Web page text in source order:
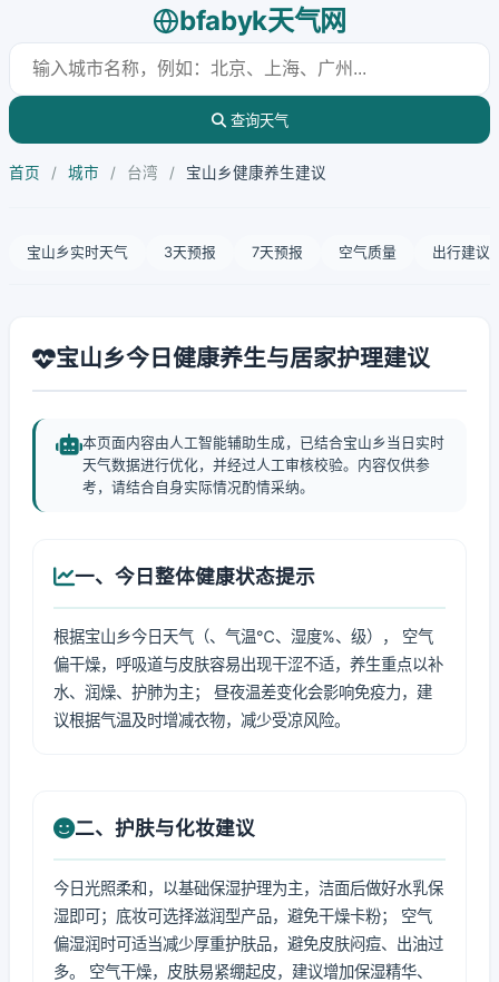
bfabyk天气网
查询天气
首页 / 城市 / 台湾 / 宝山乡健康养生建议
宝山乡实时天气 3天预报 7天预报 空气质量 出行建议
宝山乡今日健康养生与居家护理建议
本页面内容由人工智能辅助生成，已结合宝山乡当日实时
天气数据进行优化，并经过人工审核校验。内容仅供参
考，请结合自身实际情况酌情采纳。
一、今日整体健康状态提示
根据宝山乡今日天气（、气温℃、湿度%、级）， 空气
偏干燥，呼吸道与皮肤容易出现干涩不适，养生重点以补
水、润燥、护肺为主； 昼夜温差变化会影响免疫力，建
议根据气温及时增减衣物，减少受凉风险。
二、护肤与化妆建议
今日光照柔和，以基础保湿护理为主，洁面后做好水乳保
湿即可；底妆可选择滋润型产品，避免干燥卡粉； 空气
偏湿润时可适当减少厚重护肤品，避免皮肤闷痘、出油过
多。 空气干燥，皮肤易紧绷起皮，建议增加保湿精华、